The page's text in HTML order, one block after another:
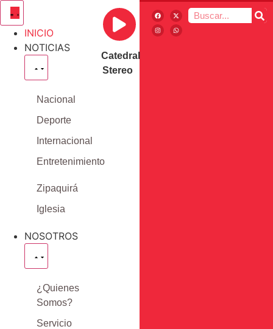
Catedral
Stereo
INICIO
NOTICIAS
Nacional
Deporte
Internacional
Entretenimiento
Zipaquirá
Iglesia
NOSOTROS
¿Quienes
Somos?
Servicio